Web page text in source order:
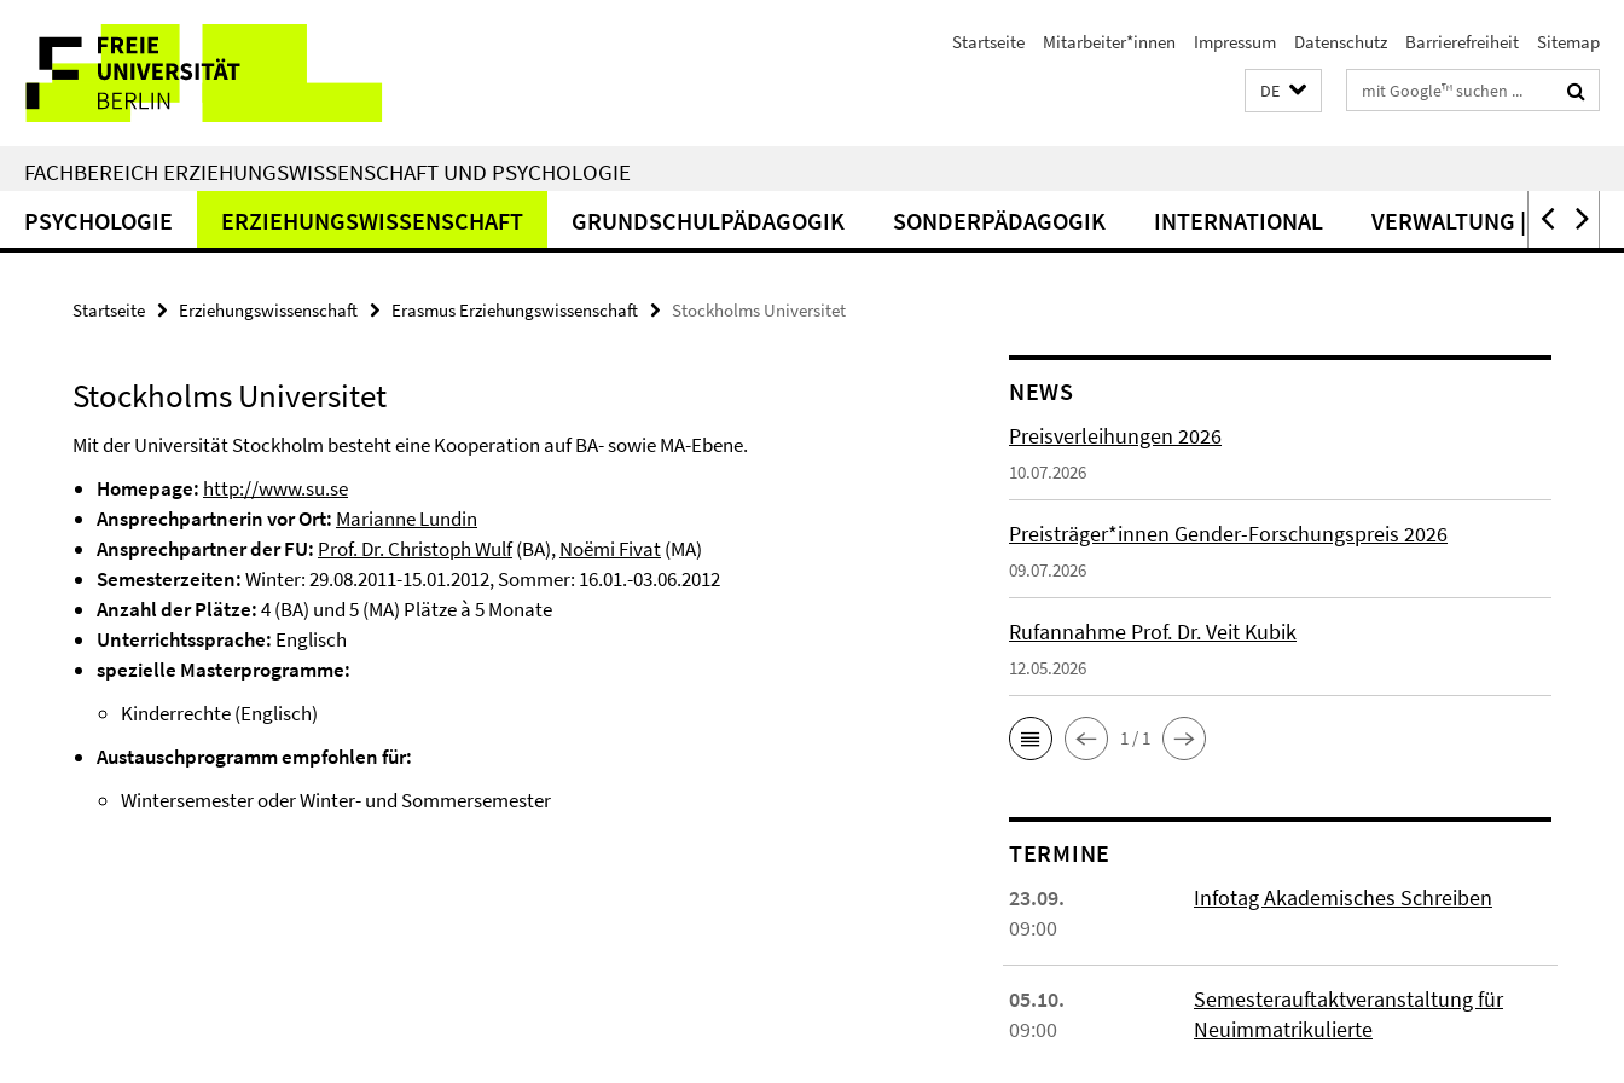
direkt
Inhalt
Service-
Navigation
Startseite Mitarbeiter*innen Impressum Datenschutz Barrierefreiheit Sitemap
DE Suchbegriffe
FACHBEREICH ERZIEHUNGSWISSENSCHAFT UND PSYCHOLOGIE
PSYCHOLOGIE ERZIEHUNGSWISSENSCHAFT GRUNDSCHULPÄDAGOGIK SONDERPÄDAGOGIK INTERNATIONAL VERWALTUNG | SERVICE
Startseite Erziehungswissenschaft Erasmus Erziehungswissenschaft Stockholms Universitet
Stockholms Universitet
Mit der Universität Stockholm besteht eine Kooperation auf BA- sowie MA-Ebene.
Homepage: http://www.su.se
Ansprechpartnerin vor Ort: Marianne Lundin
Ansprechpartner der FU: Prof. Dr. Christoph Wulf(BA),Noëmi Fivat(MA)
Semesterzeiten:Winter: 29.08.2011-15.01.2012, Sommer: 16.01.-03.06.2012
Anzahl der Plätze:4 (BA) und 5 (MA) Plätze à 5 Monate
Unterrichtssprache: Englisch
spezielle Masterprogramme:
Kinderrechte (Englisch)
Austauschprogramm empfohlen für:
Wintersemester oder Winter- und Sommersemester
NEWS
Preisverleihungen 2026
10.07.2026
Preisträger*innen Gender-Forschungspreis 2026
09.07.2026
Rufannahme Prof. Dr. Veit Kubik
12.05.2026
1 / 1
TERMINE
23.09.
09:00
Infotag Akademisches Schreiben
05.10.
09:00
Semesterauftaktveranstaltung für
Neuimmatrikulierte